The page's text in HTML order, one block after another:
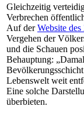
Gleichzeitig
Verbrechen
Auf derWebsite des
Vergehen der
und die Schauen
Behauptung:
Lebenswelt weit
Eine solche
überbieten.